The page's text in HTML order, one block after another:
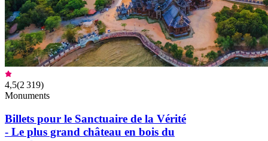
4,5(2 319)
Monuments
Billets pour le Sanctuaire de la Vérité
- Le plus grand château en bois du